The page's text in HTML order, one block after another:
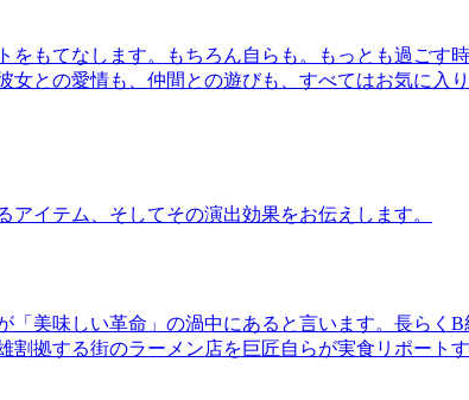
もてなします。もちろん自らも。もっとも過ごす
との愛情も、仲間との遊びも、すべてはお気に入
イテム、そしてその演出効果をお伝えします。
「美味しい革命」の渦中にあると言います。長ら
拠する街のラーメン店を巨匠自らが実食リポートす